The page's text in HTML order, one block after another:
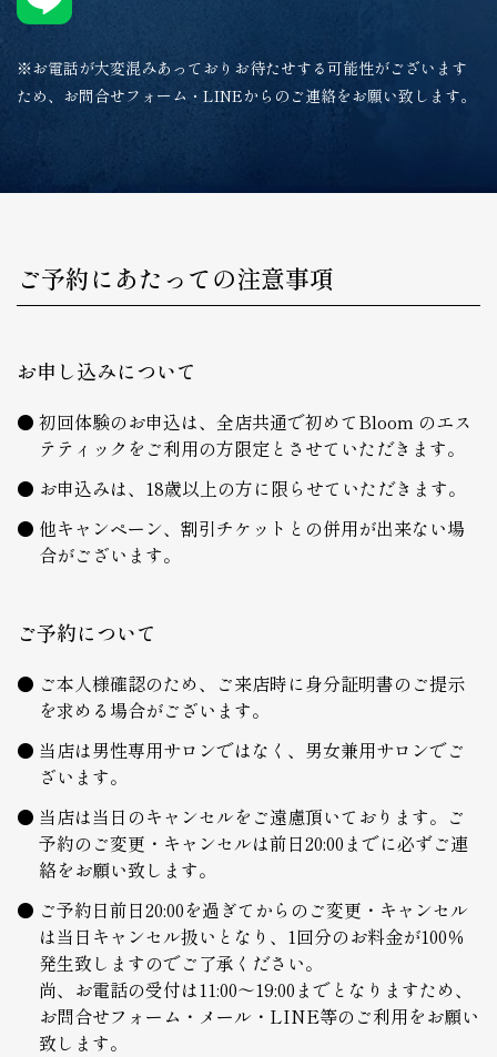
※お電話が大変混みあっておりお待たせする可能性がございます
ため、お問合せフォーム・LINEからのご連絡をお願い致します。
ご予約にあたっての注意事項
お申し込みについて
初回体験のお申込は、全店共通で初めてBloom のエス
テティックをご利用の方限定とさせていただきます。
お申込みは、18歳以上の方に限らせていただきます。
他キャンペーン、割引チケットとの併用が出来ない場
合がございます。
ご予約について
ご本人様確認のため、ご来店時に身分証明書のご提示
を求める場合がございます。
当店は男性専用サロンではなく、男女兼用サロンでご
ざいます。
当店は当日のキャンセルをご遠慮頂いております。ご
予約のご変更・キャンセルは前日20:00までに必ずご連
絡をお願い致します。
ご予約日前日20:00を過ぎてからのご変更・キャンセル
は当日キャンセル扱いとなり、1回分のお料金が100％
発生致しますのでご了承ください。
尚、お電話の受付は11:00～19:00までとなりますため、
お問合せフォーム・メール・LINE等のご利用をお願い
致します。